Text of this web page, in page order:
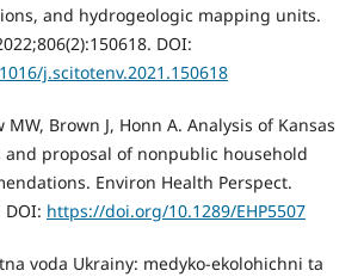
and hydrogeologic mapping units.
DOI:
j.scitotenv.2021.150618
Brown J, Honn A. Analysis of Kansas
proposal of nonpublic household
Environ Health Perspect.
DOI: https://doi.org/10.1289/EHP5507
voda Ukrainy: medyko-ekolohichni ta